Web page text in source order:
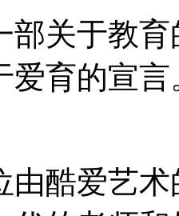
部关于教
爱育的宣言
由酷爱艺